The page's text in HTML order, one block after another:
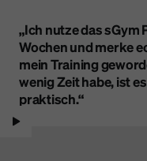
„Ich nutze das sGym
Wochen und merke
mein Training
wenig Zeit habe, ist
praktisch.“